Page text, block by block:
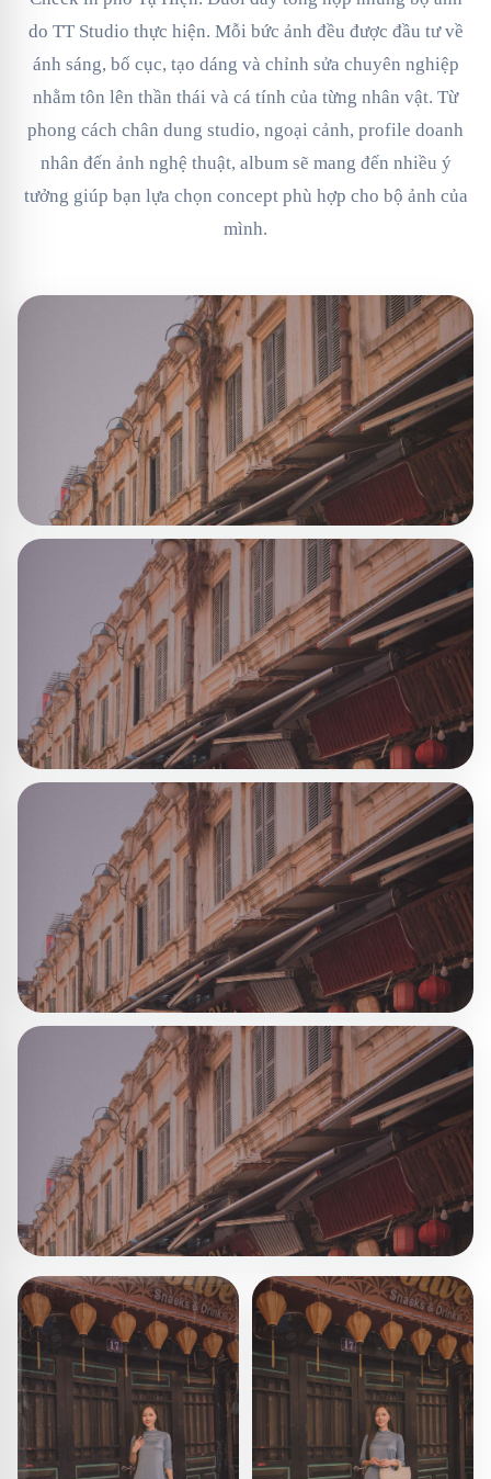
do TT Studio thực hiện. Mỗi bức ảnh đều được đầu tư về
ánh sáng, bố cục, tạo dáng và chỉnh sửa chuyên nghiệp
nhằm tôn lên thần thái và cá tính của từng nhân vật. Từ
phong cách chân dung studio, ngoại cảnh, profile doanh
nhân đến ảnh nghệ thuật, album sẽ mang đến nhiều ý
tưởng giúp bạn lựa chọn concept phù hợp cho bộ ảnh của
mình.